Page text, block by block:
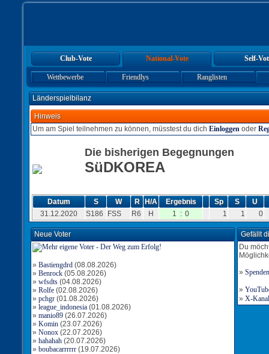
Club-Vote National-Vote Self-
Wettbewerbe Friendlys Ranglisten
Länderspielbilanz
Hinweis
Um am Spiel teilnehmen zu können, müsstest du dich Einloggen oder
Die bisherigen Begegnungen
SüDKOREA
Datum S W R H/A Ergebnis Sp S
U
31.12.2020
S186 FSS R6 H 1 : 0 1 1 0
Neue Voter
» Bastiengdrd (08.08.2026)
» Benrock (05.08.2026)
» wfsdts (04.08.2026)
» Rolfe (02.08.2026)
» pchgr (01.08.2026)
» league_indonesia (01.08.2026)
» manio89 (26.07.2026)
» Komin (23.07.2026)
» Nonox (22.07.2026)
» hahahah (20.07.2026)
» boubacarrrrrr (19.07.2026)
Gefällt
Du
» Spenden
»
» X-